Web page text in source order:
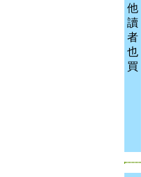
他
讀
者
也
買